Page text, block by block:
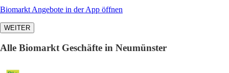
Biomarkt Angebote in der App öffnen
WEITER
Alle Biomarkt Geschäfte in Neumünster